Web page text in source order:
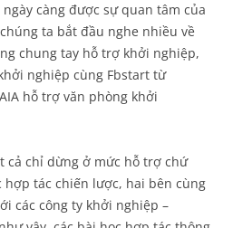
càng được sự quan tâm của
ta bắt đầu nghe nhiều về
chung tay hỗ trợ khởi nghiệp,
nghiệp cùng Fbstart từ
hỗ trợ văn phòng khởi
cả chỉ dừng ở mức hỗ trợ chứ
tác chiến lược, hai bên cùng
các công ty khởi nghiệp –